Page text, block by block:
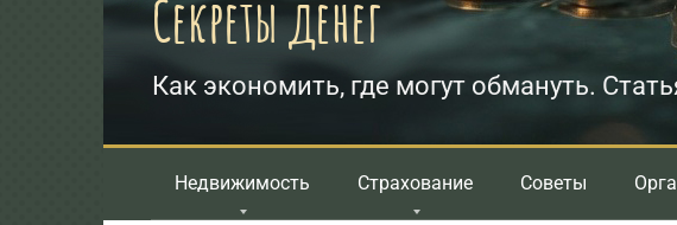
Секреты денег
Как экономить, где могут обмануть.
Недвижимость Страхование Советы